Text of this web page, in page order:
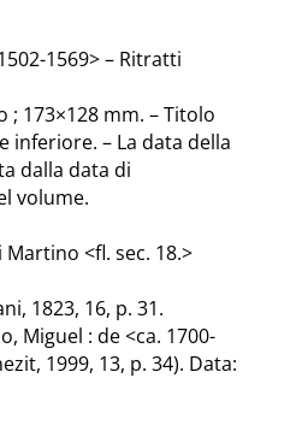
1569> – Ritratti
; 173×128 mm. – Titolo
inferiore. – La data della
dalla data di
volume.
Martino <fl. sec. 18.>
1823, 16, p. 31.
Miguel : de <ca. 1700-
1999, 13, p. 34). Data: